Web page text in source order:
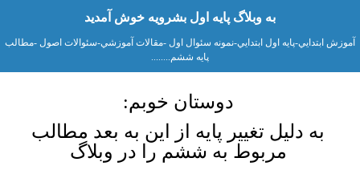
به وبلاگ پایه اول بشرویه خوش آمدید
آموزش ابتدايي-پايه اول ابتدايي-نمونه سئوال اول -مقالات آموزشي-سئوالات اصول -مطالب
پايه ششم........
دوستان خوبم:
به دلیل تغییر پایه از این به بعد مطالب
مربوط به ششم را در وبلاگ